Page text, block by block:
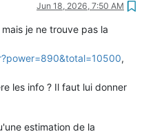
Jun 18, 2026, 7:50 AM
je ne trouve pas la
,
les info ? Il faut lui donner
estimation de la